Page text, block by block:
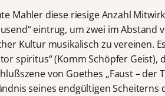
Mahler diese riesige Anzahl
eintrug, um zwei im Abstand
Kultur musikalisch zu vereinen.
spiritus“ (Komm Schöpfer Geist),
von Goethes „Faust – der
seines endgültigen Scheiterns